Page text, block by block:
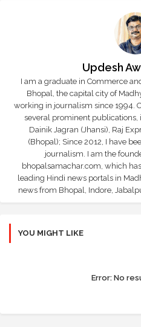
Updesh
I am a graduate in Commerce
Bhopal, the capital city of
working in journalism since 1994.
several prominent publications,
Dainik Jagran (Jhansi), Raj
(Bhopal); Since 2012, I have
journalism. I am the
bhopalsamachar.com, which
leading Hindi news portals in
news from Bhopal, Indore,
YOU MIGHT LIKE
Error: No